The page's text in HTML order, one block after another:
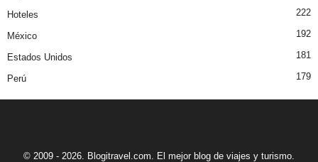
Hoteles 222
México 192
Estados Unidos 181
Perú 179
© 2009 - 2026. Blogitravel.com. El mejor blog de viajes y turismo.